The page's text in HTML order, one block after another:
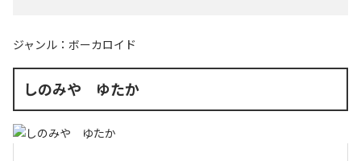
ジャンル： ボーカロイド
しのみや ゆたか